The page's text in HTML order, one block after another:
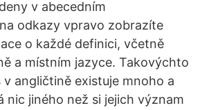
v abecedním
odkazy vpravo zobrazíte
o každé definici, včetně
a místním jazyce. Takovýchto
angličtině existuje mnoho a
nic jiného než si jejich význam